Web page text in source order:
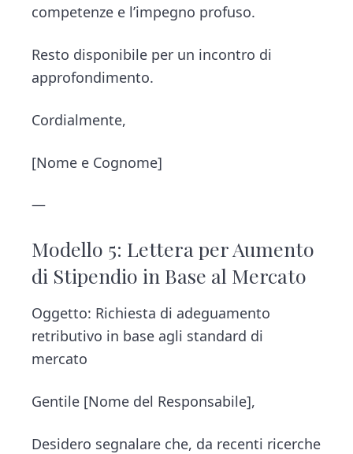
competenze e l’impegno profuso.
Resto disponibile per un incontro di
approfondimento.
Cordialmente,
[Nome e Cognome]
—
Modello 5: Lettera per Aumento
di Stipendio in Base al Mercato
Oggetto: Richiesta di adeguamento
retributivo in base agli standard di
mercato
Gentile [Nome del Responsabile],
Desidero segnalare che, da recenti ricerche